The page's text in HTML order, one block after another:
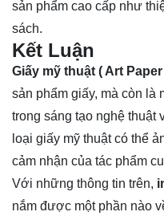
sản phẩm cao cấp như
sách.
Kết Luận
Giấy mỹ thuật ( Art Paper
sản phẩm giấy, mà còn là
trong sáng tạo nghệ thuật
loại giấy mỹ thuật có thể
cảm nhận của tác phẩm
Với những thông tin trên,
nắm được một phần nào